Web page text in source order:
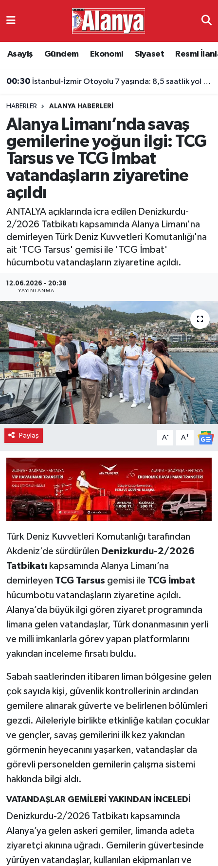
Asayiş Gündem Ekonomi Siyaset Resmi
00:30 İstanbul-İzmir Otoyolu 7 yaşında: 8,5 saatlik yol 3,5 saate indi
HABERLER ALANYA HABERLERI
Alanya Limanı’nda savaş
gemilerine yoğun ilgi: TCG
Tarsus ve TCG İmbat
vatandaşların ziyaretine
açıldı
ANTALYA açıklarında icra edilen Denizkurdu-
2/2026 Tatbikatı kapsamında Alanya Limanı'na
demirleyen Türk Deniz Kuvvetleri Komutanlığı'na
ait 'TCG Tarsus' gemisi ile 'TCG İmbat'
hücumbotu vatandaşların ziyaretine açıldı.
12.06.2026 - 20:38
YAYINLANMA
Paylaş A- A+
Türk Deniz Kuvvetleri Komutanlığı tarafından
Akdeniz’de sürdürülen Denizkurdu-2/2026
Tatbikatıkapsamında Alanya Limanı’na
demirleyen TCG Tarsus gemisi ile TCG İmbat
hücumbotu vatandaşların ziyaretine açıldı.
Alanya’da büyük ilgi gören ziyaret programında
limana gelen vatandaşlar, Türk donanmasının yerli
ve milli imkanlarla görev yapan platformlarını
yakından inceleme fırsatı buldu.
Sabah saatlerinden itibaren liman bölgesine gelen
çok sayıda kişi, güvenlik kontrollerinin ardından
gemilere alınarak güverte ve belirlenen bölümleri
gezdi. Aileleriyle birlikte etkinliğe katılan çocuklar
ve gençler, savaş gemilerini ilk kez yakından
görmenin heyecanını yaşarken, vatandaşlar da
görevli personelden gemilerin çalışma sistemi
hakkında bilgi aldı.
VATANDAŞLAR GEMİLERİ YAKINDAN İNCELEDİ
Denizkurdu-2/2026 Tatbikatı kapsamında
Alanya’ya gelen askeri gemiler, limanda adeta
ziyaretçi akınına uğradı. Gemilerin güvertesinde
yürüyen vatandaşlar, kullanılan ekipmanları ve
Ekonomi
Resmi İlanlar
Alanyaspor
Turizm
E-Gazete
Antalya Namaz Vakitleri
Süper Lig Puan Durumu ve Fikstür
Tüm Manşetler
Son Dakika Haberleri
Haber Arşivi